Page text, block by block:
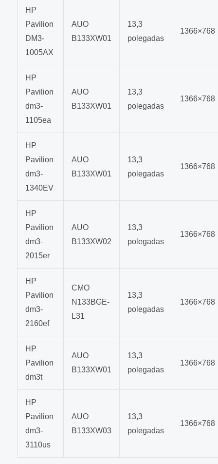
HP
Pavilion
DM3-
1005AX
AUO
B133XW01
13,3
polegadas
1366×768
HP
Pavilion
dm3-
1105ea
AUO
B133XW01
13,3
polegadas
1366×768
HP
Pavilion
dm3-
1340EV
AUO
B133XW01
13,3
polegadas
1366×768
HP
Pavilion
dm3-
2015er
AUO
B133XW02
13,3
polegadas
1366×768
HP
Pavilion
dm3-
2160ef
CMO
N133BGE-
L31
13,3
polegadas
1366×768
HP
Pavilion
dm3t
AUO
B133XW01
13,3
polegadas
1366×768
HP
Pavilion
dm3-
3110us
AUO
B133XW03
13,3
polegadas
1366×768